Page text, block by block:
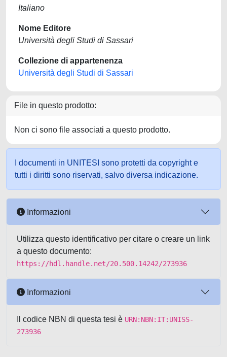
Italiano
Nome Editore
Università degli Studi di Sassari
Collezione di appartenenza
Università degli Studi di Sassari
File in questo prodotto:
Non ci sono file associati a questo prodotto.
I documenti in UNITESI sono protetti da copyright e
tutti i diritti sono riservati, salvo diversa indicazione.
Informazioni
Utilizza questo identificativo per citare o creare un link
a questo documento:
https://hdl.handle.net/20.500.14242/273936
Informazioni
Il codice NBN di questa tesi è URN:NBN:IT:UNISS-
273936